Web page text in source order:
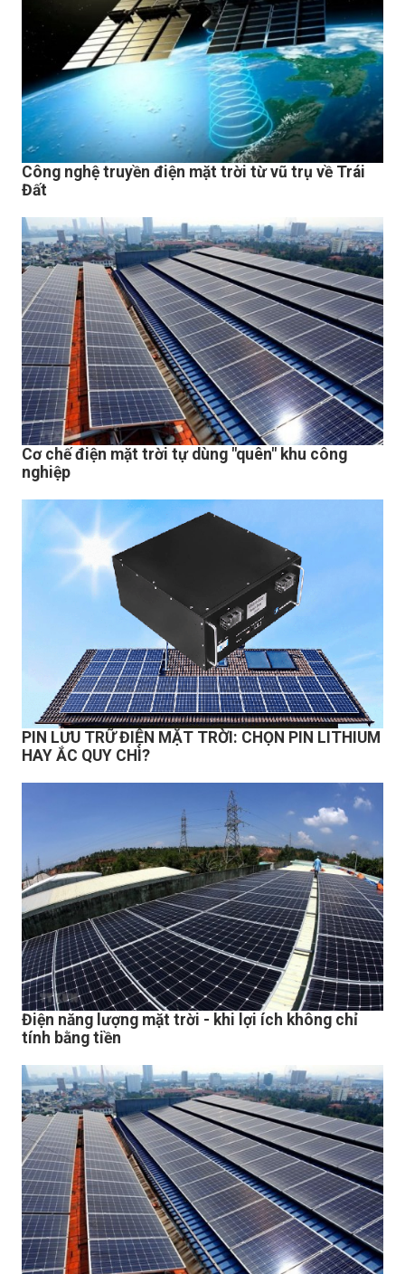
Công nghệ truyền điện mặt trời từ vũ trụ về Trái
Đất
Cơ chế điện mặt trời tự dùng "quên" khu công
nghiệp
PIN LƯU TRỮ ĐIỆN MẶT TRỜI: CHỌN PIN LITHIUM
HAY ẮC QUY CHÌ?
Điện năng lượng mặt trời - khi lợi ích không chỉ
tính bằng tiền